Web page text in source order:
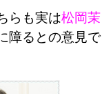
らも実は松岡茉
障るとの意見で